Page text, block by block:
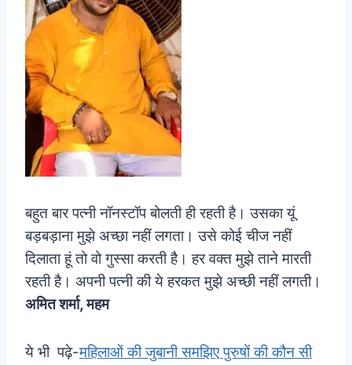
बहुत बार पत्नी नॉनस्टॉप बोलती ही रहती है। उसका यूं
बड़बड़ाना मुझे अच्छा नहीं लगता। उसे कोई चीज नहीं
दिलाता हूं तो वो गुस्सा करती है। हर वक्त मुझे ताने मारती
रहती है। अपनी पत्नी की ये हरकत मुझे अच्छी नहीं लगती।
अमित शर्मा, महम
ये भी पढ़े-महिलाओं की जुबानी समझिए पुरुषों की कौन सी